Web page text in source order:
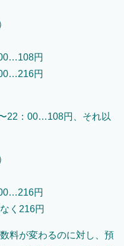
円
円
22：00…108円、それ以
円
く216円
料が変わるのに対し、預